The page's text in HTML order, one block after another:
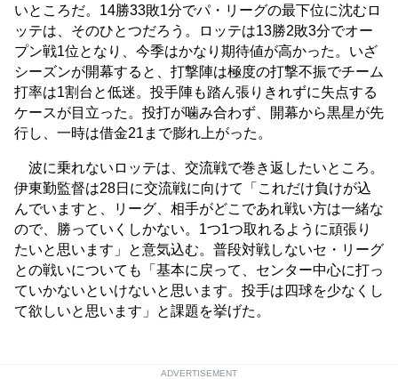
いところだ。14勝33敗1分でパ・リーグの最下位に沈むロ
ッテは、そのひとつだろう。ロッテは13勝2敗3分でオー
プン戦1位となり、今季はかなり期待値が高かった。いざ
シーズンが開幕すると、打撃陣は極度の打撃不振でチーム
打率は1割台と低迷。投手陣も踏ん張りきれずに失点する
ケースが目立った。投打が噛み合わず、開幕から黒星が先
行し、一時は借金21まで膨れ上がった。
波に乗れないロッテは、交流戦で巻き返したいところ。
伊東勤監督は28日に交流戦に向けて「これだけ負けが込
んでいますと、リーグ、相手がどこであれ戦い方は一緒な
ので、勝っていくしかない。1つ1つ取れるように頑張り
たいと思います」と意気込む。普段対戦しないセ・リーグ
との戦いについても「基本に戻って、センター中心に打っ
ていかないといけないと思います。投手は四球を少なくし
て欲しいと思います」と課題を挙げた。
ADVERTISEMENT